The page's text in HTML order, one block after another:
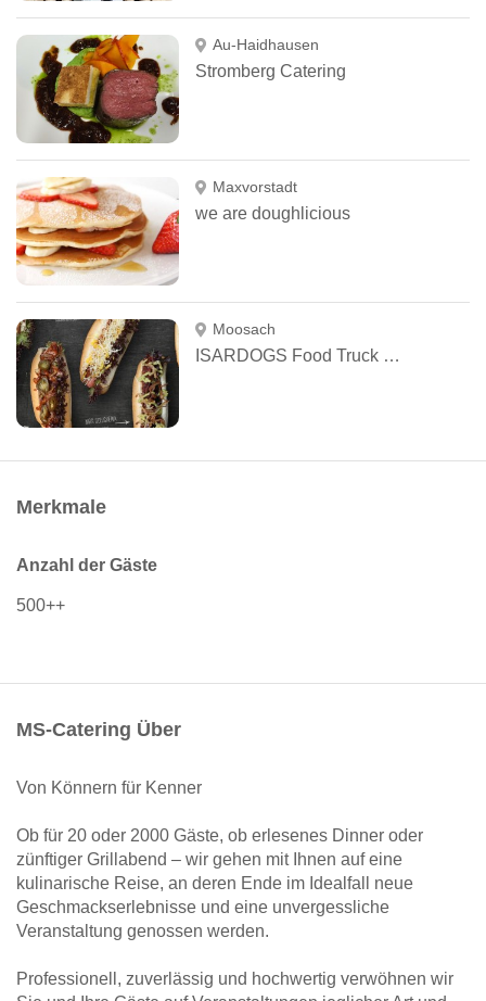
Au-Haidhausen
Stromberg Catering
Maxvorstadt
we are doughlicious
Moosach
ISARDOGS Food Truck GbR
Merkmale
Anzahl der Gäste
500++
MS-Catering Über
Von Könnern für Kenner
Ob für 20 oder 2000 Gäste, ob erlesenes Dinner oder
zünftiger Grillabend – wir gehen mit Ihnen auf eine
kulinarische Reise, an deren Ende im Idealfall neue
Geschmackserlebnisse und eine unvergessliche
Veranstaltung genossen werden.
Professionell, zuverlässig und hochwertig verwöhnen wir